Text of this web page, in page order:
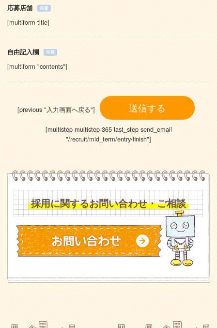
応募店舗 任意
[multiform title]
自由記入欄 任意
[multiform "contents"]
[previous "入力画面へ戻る"]
[multistep multistep-365 last_step send_email
"/recruit/mid_term/entry/finish"]
採用に関するお問い合わせ・ご相談